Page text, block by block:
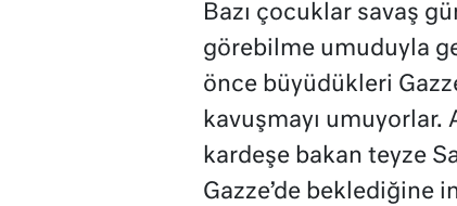
Bazı çocuklar savaş
görebilme umuduyla
önce büyüdükleri
kavuşmayı umuyorlar.
kardeşe bakan teyze
Gazze’de beklediğine